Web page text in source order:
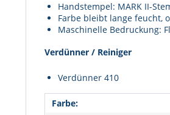
Handstempel: MARK II-
Farbe bleibt lange feucht,
Maschinelle Bedruckung:
Verdünner / Reiniger
Verdünner 410
Farbe: